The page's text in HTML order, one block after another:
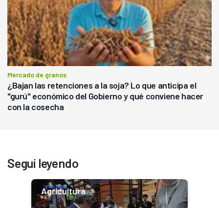
Mercado de granos
¿Bajan las retenciones a la soja? Lo que anticipa el
"gurú" económico del Gobierno y qué conviene hacer
con la cosecha
Seguí leyendo
Agricultura